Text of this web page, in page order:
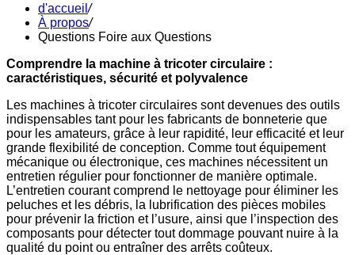
d'accueil/
À propos/
Questions Foire aux Questions
Comprendre la machine à tricoter circulaire :
caractéristiques, sécurité et polyvalence
Les machines à tricoter circulaires sont devenues des outils
indispensables tant pour les fabricants de bonneterie que
pour les amateurs, grâce à leur rapidité, leur efficacité et leur
grande flexibilité de conception. Comme tout équipement
mécanique ou électronique, ces machines nécessitent un
entretien régulier pour fonctionner de manière optimale.
L’entretien courant comprend le nettoyage pour éliminer les
peluches et les débris, la lubrification des pièces mobiles
pour prévenir la friction et l’usure, ainsi que l’inspection des
composants pour détecter tout dommage pouvant nuire à la
qualité du point ou entraîner des arrêts coûteux.